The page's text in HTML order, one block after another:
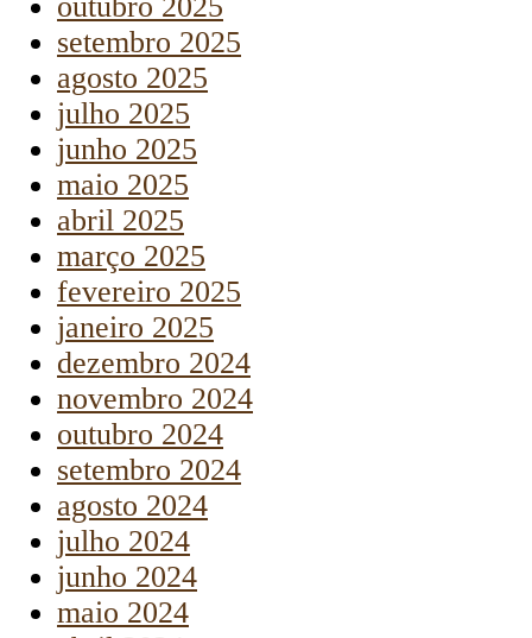
setembro 2025
agosto 2025
julho 2025
junho 2025
maio 2025
abril 2025
março 2025
fevereiro 2025
janeiro 2025
dezembro 2024
novembro 2024
outubro 2024
setembro 2024
agosto 2024
julho 2024
junho 2024
maio 2024